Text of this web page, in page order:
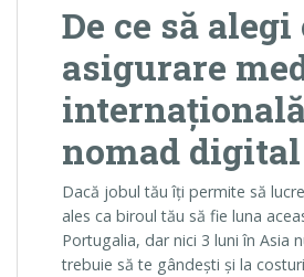
De ce să alegi
asigurare
nomad digital
Dacă jobul tău îți permite să
ales ca biroul tău să fie luna
Portugalia, dar nici 3 luni în Asia
trebuie să te gândești și la